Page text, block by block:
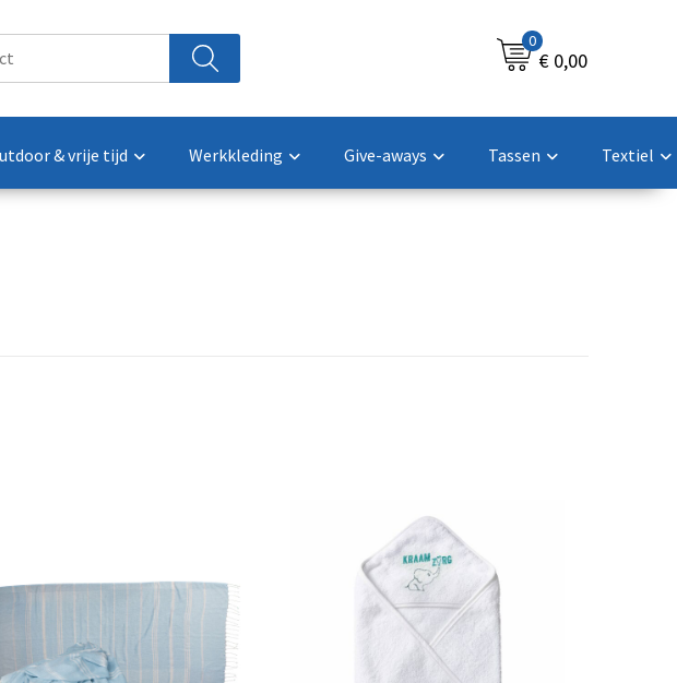
0
€ 0,00
& vrije tijd Werkkleding Give-aways Tassen Textiel